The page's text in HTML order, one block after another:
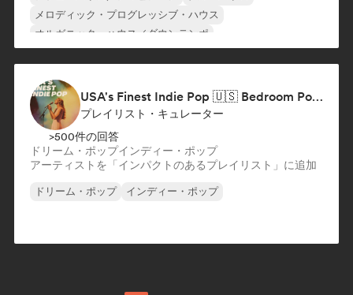
メロディック・プログレッシブ・ハウス
オルガニック・ハウス／ダウンテンポ
USA's Finest Indie Pop 🇺🇸 Bedroom Pop, Art Pop & Alt-Pop
プレイリスト・キュレーター
>500件の回答
ドリーム・ポップインディー・ポップ
アーティストを「インパクトのあるプレイリスト」に追加
ドリーム・ポップ インディー・ポップ